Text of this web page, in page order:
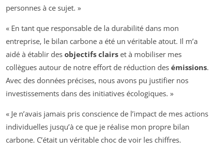
personnes à ce sujet. »
« En tant que responsable de la durabilité dans mon
entreprise, le bilan carbone a été un véritable atout. Il m’a
aidé à établir des objectifs clairs et à mobiliser mes
collègues autour de notre effort de réduction des émissions.
Avec des données précises, nous avons pu justifier nos
investissements dans des initiatives écologiques. »
« Je n’avais jamais pris conscience de l’impact de mes actions
individuelles jusqu’à ce que je réalise mon propre bilan
carbone. C’était un véritable choc de voir les chiffres.